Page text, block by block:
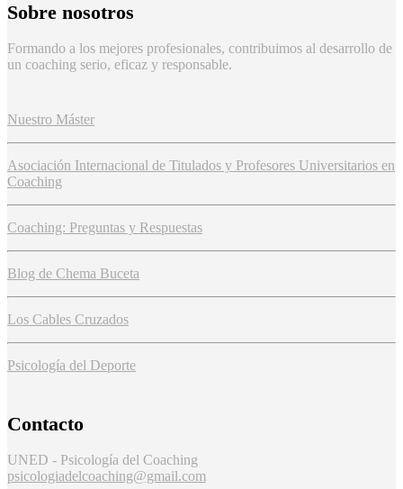
Sobre nosotros
Formando a los mejores profesionales, contribuimos al desarrollo de
un coaching serio, eficaz y responsable.
Nuestro Máster
Asociación Internacional de Titulados y Profesores Universitarios en
Coaching
Coaching: Preguntas y Respuestas
Blog de Chema Buceta
Los Cables Cruzados
Psicología del Deporte
Contacto
UNED - Psicología del Coaching
psicologiadelcoaching@gmail.com